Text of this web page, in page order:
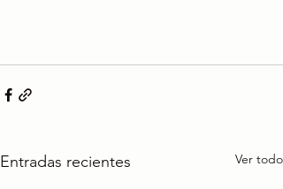
Entradas recientes Ver todo